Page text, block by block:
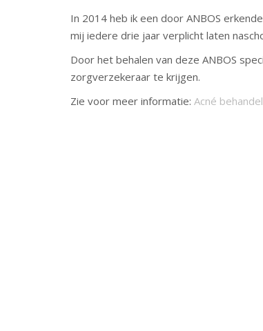
In 2014 heb ik een door ANBOS
mij iedere drie jaar verplicht laten
Door het behalen van deze ANBOS
zorgverzekeraar te krijgen.
Zie voor meer informatie: Acné